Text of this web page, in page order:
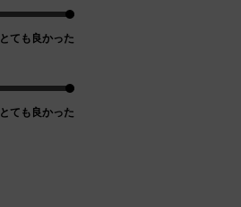
とても良かった
とても良かった